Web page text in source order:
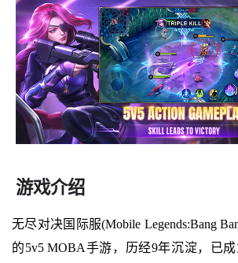
游戏介绍
无尽对决国际服(Mobile Legends:Bang
的5v5 MOBA手游，历经9年沉淀，已